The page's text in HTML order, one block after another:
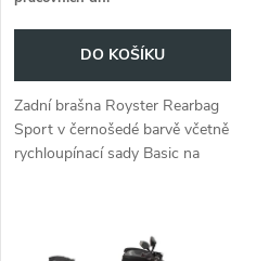
o
d
u
o
d
u
DO KOŠÍKU
Zadní brašna Royster Rearbag
Sport v černošedé barvě včetně
rychloupínací sady Basic na